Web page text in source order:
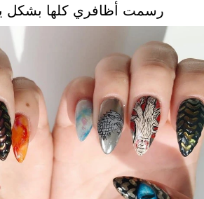
رسمت أظافري كلها بشكل